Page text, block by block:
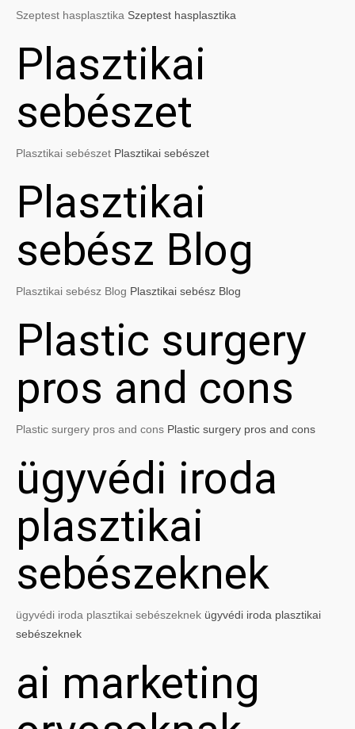
Szeptest hasplasztika Szeptest hasplasztika
Plasztikai
sebészet
Plasztikai sebészet Plasztikai sebészet
Plasztikai
sebész Blog
Plasztikai sebész Blog Plasztikai sebész Blog
Plastic surgery
pros and cons
Plastic surgery pros and cons Plastic surgery pros and cons
ügyvédi iroda
plasztikai
sebészeknek
ügyvédi iroda plasztikai sebészeknek ügyvédi iroda plasztikai
sebészeknek
ai marketing